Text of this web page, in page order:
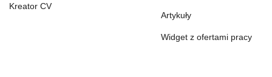
Kreator CV
Artykuły
Widget z ofertami pracy